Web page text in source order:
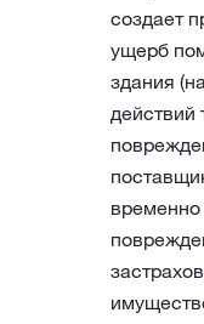
создает
ущерб
здания
действий
временно